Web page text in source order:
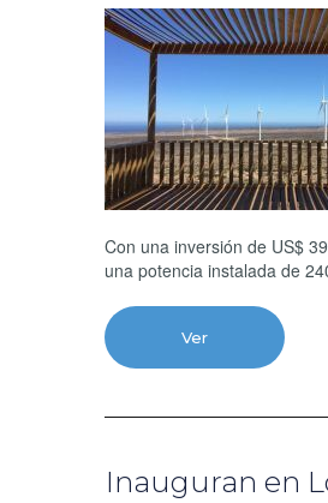
Con una inversión de US$
una potencia instalada de
Ver
Inauguran en